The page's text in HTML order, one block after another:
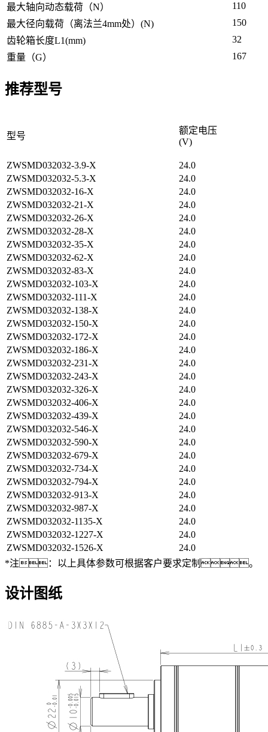
最大轴向动态载荷（N）
110
最大径向载荷（离法兰4mm处）(N)
150
齿轮箱长度L1(mm)
32
重量（G）
167
推荐型号
型号
额定电压
(V)
ZWSMD032032-3.9-X
24.0
ZWSMD032032-5.3-X
24.0
ZWSMD032032-16-X
24.0
ZWSMD032032-21-X
24.0
ZWSMD032032-26-X
24.0
ZWSMD032032-28-X
24.0
ZWSMD032032-35-X
24.0
ZWSMD032032-62-X
24.0
ZWSMD032032-83-X
24.0
ZWSMD032032-103-X
24.0
ZWSMD032032-111-X
24.0
ZWSMD032032-138-X
24.0
ZWSMD032032-150-X
24.0
ZWSMD032032-172-X
24.0
ZWSMD032032-186-X
24.0
ZWSMD032032-231-X
24.0
ZWSMD032032-243-X
24.0
ZWSMD032032-326-X
24.0
ZWSMD032032-406-X
24.0
ZWSMD032032-439-X
24.0
ZWSMD032032-546-X
24.0
ZWSMD032032-590-X
24.0
ZWSMD032032-679-X
24.0
ZWSMD032032-734-X
24.0
ZWSMD032032-794-X
24.0
ZWSMD032032-913-X
24.0
ZWSMD032032-987-X
24.0
ZWSMD032032-1135-X
24.0
ZWSMD032032-1227-X
24.0
ZWSMD032032-1526-X
24.0
*注：以上具体参数可根据客户要求定制。
设计图纸